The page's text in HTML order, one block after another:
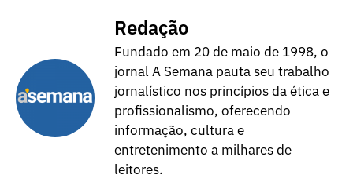
Redação
Fundado em 20 de maio de 1998, o
jornal A Semana pauta seu trabalho
jornalístico nos princípios da ética e
profissionalismo, oferecendo
informação, cultura e
entretenimento a milhares de
leitores.